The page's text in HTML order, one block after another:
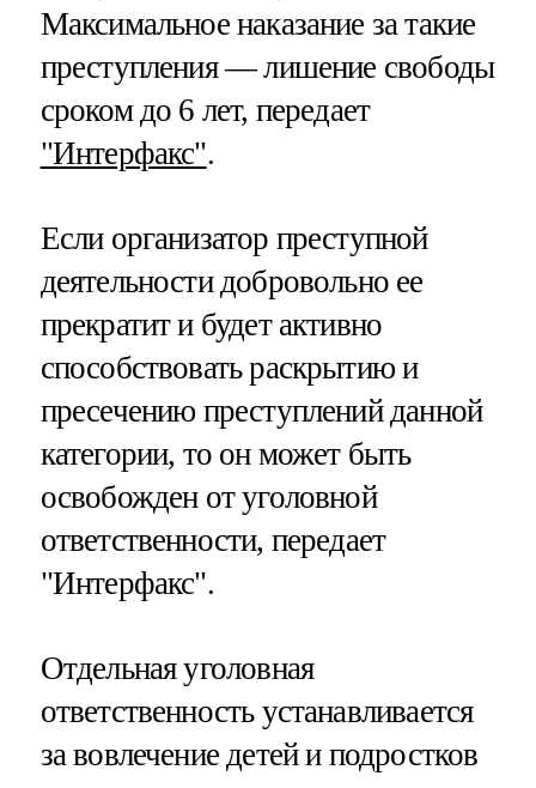
Максимальное наказание за такие
преступления — лишение свободы
сроком до 6 лет, передает
"Интерфакс".
Если организатор преступной
деятельности добровольно ее
прекратит и будет активно
способствовать раскрытию и
пресечению преступлений данной
категории, то он может быть
освобожден от уголовной
ответственности, передает
"Интерфакс".
Отдельная уголовная
ответственность устанавливается
за вовлечение детей и подростков